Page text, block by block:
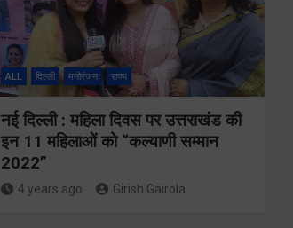
ALL दिल्ली मनोरंजन राज्य
नई दिल्ली : महिला दिवस पर उत्तराखंड की
इन 11 महिलाओं को “कल्याणी सम्मान
2022”
4 years ago Girish Gairola
मुख्यमंत्री ने
प्रदान की विभिन्न
विकास योजनाओं
के लिए 1967
करोड़ की वित्तीय
स्वीकृति